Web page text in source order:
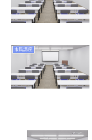
市民講座